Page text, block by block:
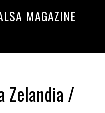
MAGAZINE
Zelandia /